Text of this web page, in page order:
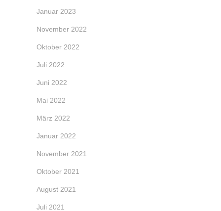
Januar 2023
November 2022
Oktober 2022
Juli 2022
Juni 2022
Mai 2022
März 2022
Januar 2022
November 2021
Oktober 2021
August 2021
Juli 2021